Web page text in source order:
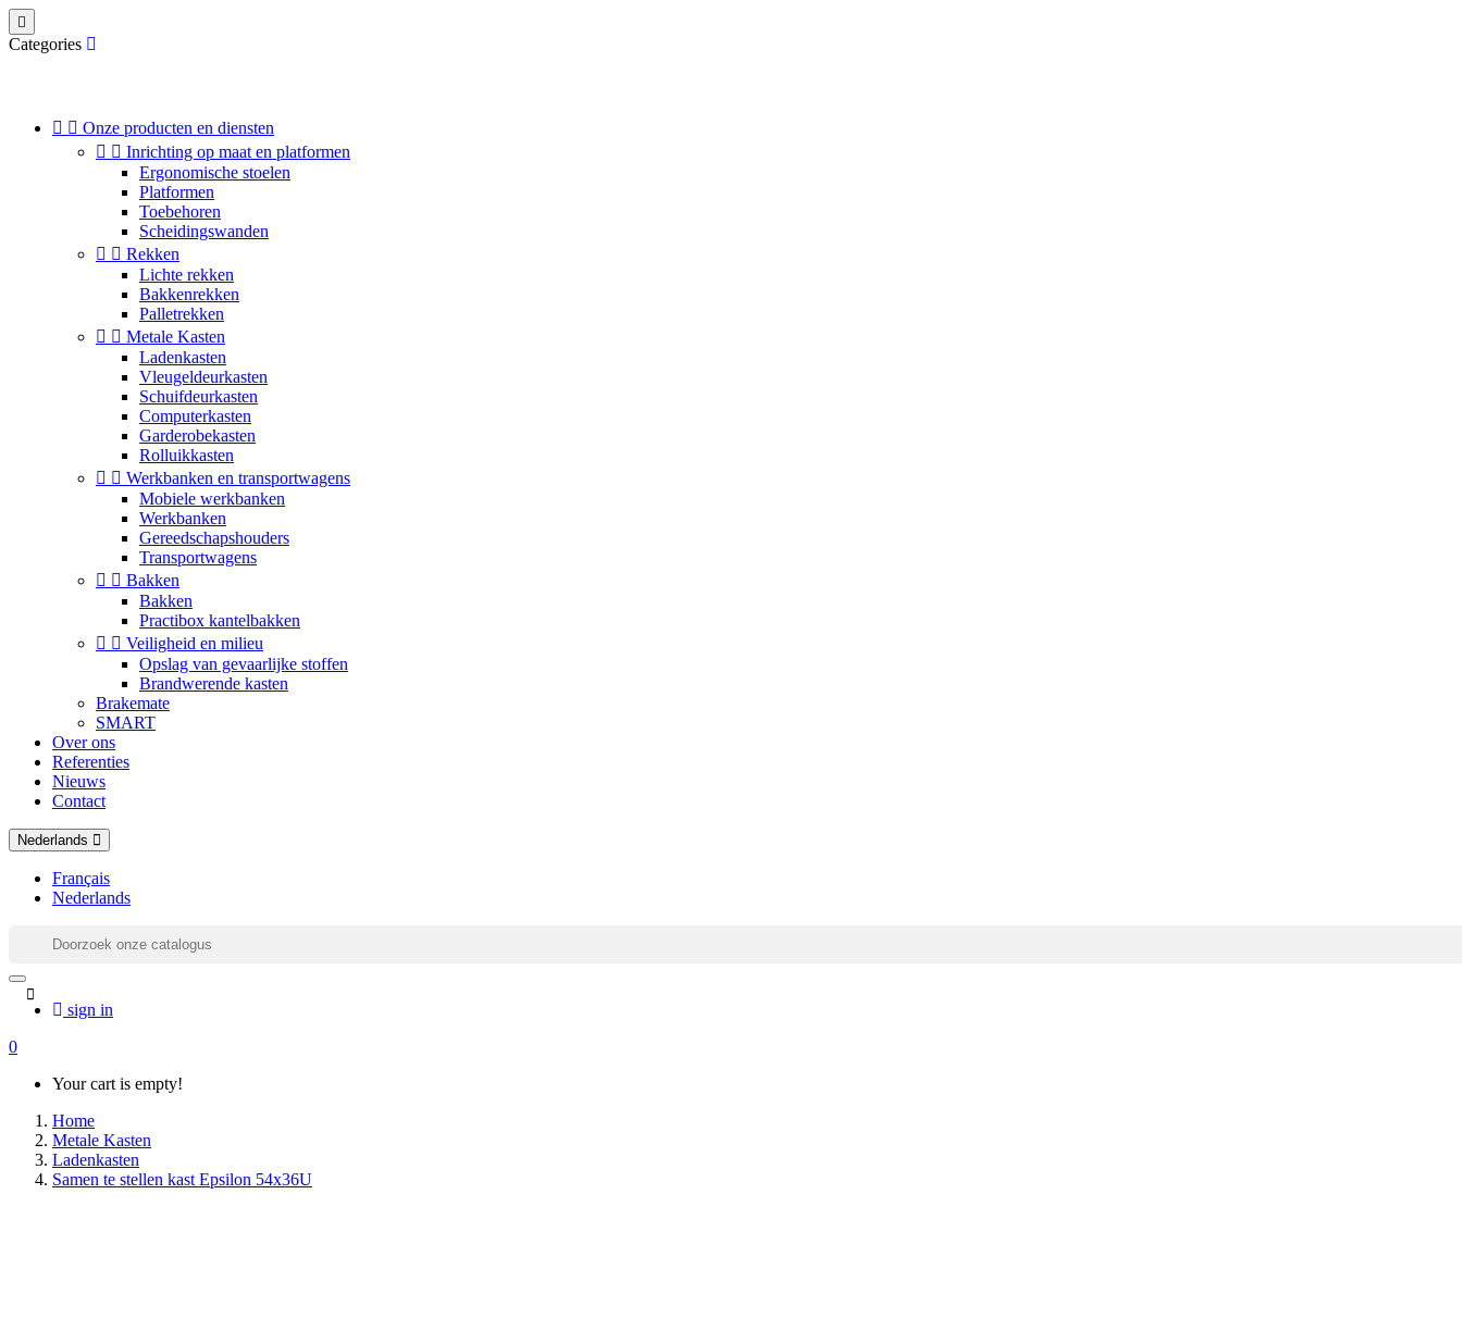

Categories
  Onze producten en diensten
  Inrichting op maat en platformen
Ergonomische stoelen
Platformen
Toebehoren
Scheidingswanden
  Rekken
Lichte rekken
Bakkenrekken
Palletrekken
  Metale Kasten
Ladenkasten
Vleugeldeurkasten
Schuifdeurkasten
Computerkasten
Garderobekasten
Rolluikkasten
  Werkbanken en transportwagens
Mobiele werkbanken
Werkbanken
Gereedschapshouders
Transportwagens
  Bakken
Bakken
Practibox kantelbakken
  Veiligheid en milieu
Opslag van gevaarlijke stoffen
Brandwerende kasten
Brakemate
SMART
Over ons
Referenties
Nieuws
Contact
Nederlands
Français
Nederlands
sign in
0
Your cart is empty!
Home
Metale Kasten
Ladenkasten
Samen te stellen kast Epsilon 54x36U